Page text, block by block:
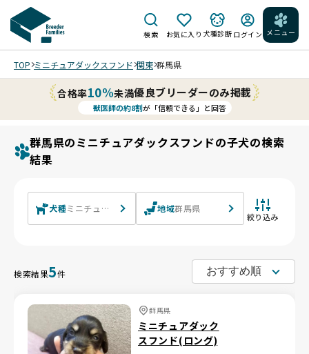
検索 お気に入り 犬種診断 ログイン メニュー
TOP ミニチュアダックスフンド 関東 群馬県
合格率10%未満優良ブリーダーのみ掲載
獣医師の約8割が「信頼できる」と回答
群馬県のミニチュアダックスフンドの子犬の検索
結果
犬種ミニチュアダックスフンド ミニチュアダックスフンド(ロン
地域群馬県
絞り込み
検索結果5件
群馬県
ミニチュアダック
スフンド(ロング)